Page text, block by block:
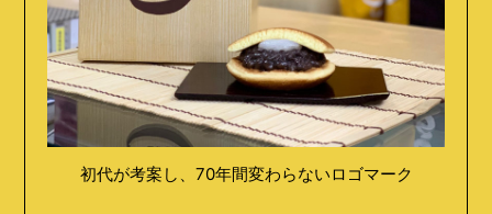
初代が考案し、70年間変わらないロゴマーク